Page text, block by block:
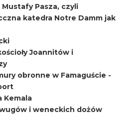
Pasza, czyli
katedra Notre Damm jak
Joannitów i
obronne w Famaguście -
Kemala
i weneckich dożów